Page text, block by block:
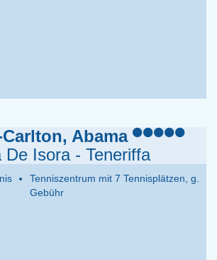
Abama
De Isora - Teneriffa
Tenniszentrum mit 7 Tennisplätzen, g.
Gebühr